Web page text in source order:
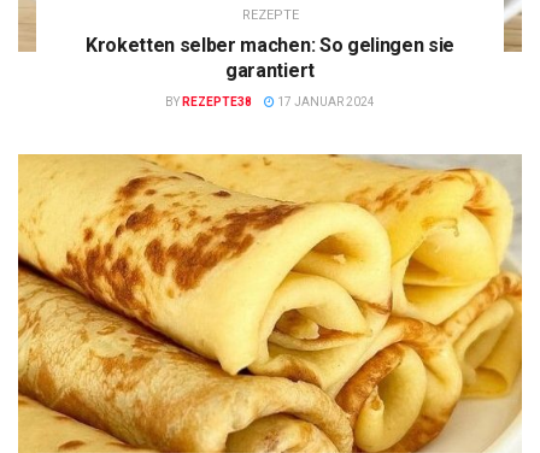
REZEPTE
Kroketten selber machen: So gelingen sie
garantiert
BY REZEPTE38 17 JANUAR 2024